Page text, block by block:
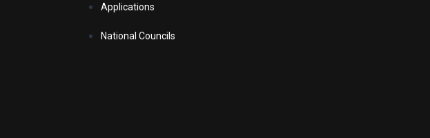
Applications
National Councils